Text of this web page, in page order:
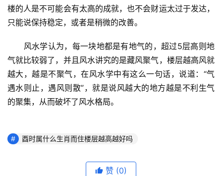
楼的人是不可能会有太高的成就，也不会财运太过于发达，
只能说保持稳定，或者是稍微的改善。
风水学认为，每一块地都是有地气的，超过5层高则地
气就比较弱了，并且风水讲究的是藏风聚气，楼层越高风就
越大，越是不聚气，在风水学中有这么一句话，说道：“气
遇水则止，遇风则散”，就是说风越大的地方越是不利生气
的聚集，从而破坏了风水格局。
酉时属什么生肖而住楼层越高越好吗
赞 (0)